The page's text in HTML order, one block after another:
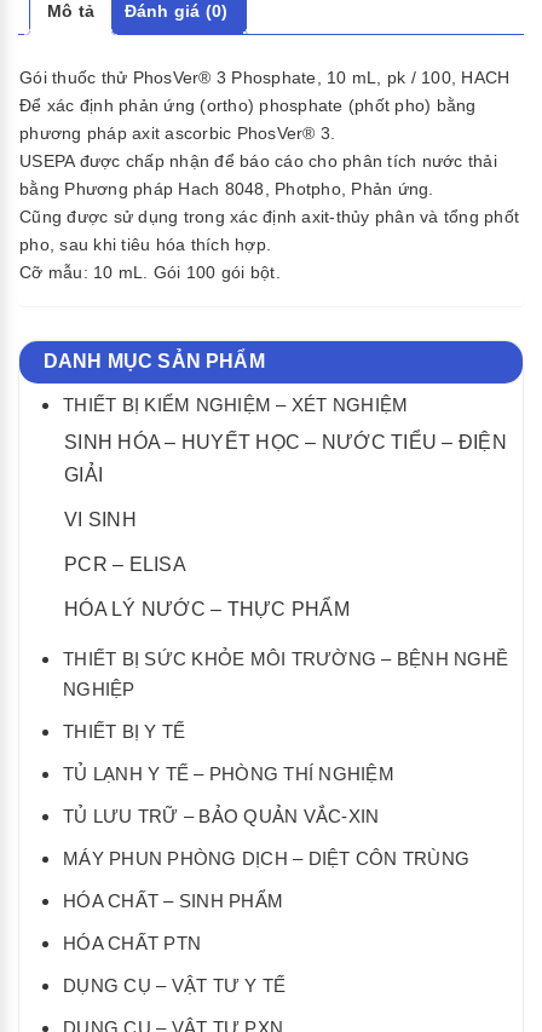
Mô tả Đánh giá (0)
Gói thuốc thử PhosVer® 3 Phosphate, 10 mL, pk / 100, HACH
Để xác định phản ứng (ortho) phosphate (phốt pho) bằng
phương pháp axit ascorbic PhosVer® 3.
USEPA được chấp nhận để báo cáo cho phân tích nước thải
bằng Phương pháp Hach 8048, Photpho, Phản ứng.
Cũng được sử dụng trong xác định axit-thủy phân và tổng phốt
pho, sau khi tiêu hóa thích hợp.
Cỡ mẫu: 10 mL. Gói 100 gói bột.
DANH MỤC SẢN PHẨM
THIẾT BỊ KIỂM NGHIỆM – XÉT NGHIỆM
SINH HÓA – HUYẾT HỌC – NƯỚC TIỂU – ĐIỆN
GIẢI
VI SINH
PCR – ELISA
HÓA LÝ NƯỚC – THỰC PHẨM
THIẾT BỊ SỨC KHỎE MÔI TRƯỜNG – BỆNH NGHỀ
NGHIỆP
THIẾT BỊ Y TẾ
TỦ LẠNH Y TẾ – PHÒNG THÍ NGHIỆM
TỦ LƯU TRỮ – BẢO QUẢN VẮC-XIN
MÁY PHUN PHÒNG DỊCH – DIỆT CÔN TRÙNG
HÓA CHẤT – SINH PHẨM
HÓA CHẤT PTN
DỤNG CỤ – VẬT TƯ Y TẾ
DỤNG CỤ – VẬT TƯ PXN